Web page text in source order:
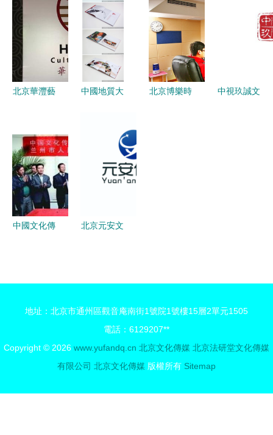
旅新熱潮
的創新力量
岳星光、紅
沙發文化優
勢互補,達
成戰略合
作,共同打
夢，深耕首
都文化沃土
北京華灃藝
土，綻放創
意之花
中國地質大
文化傳承與
視覺創新的
完美融合
北京博樂時
中視玖誠文
中國文化傳
展新藍圖
北京元安文
地址：北京市通州區觀音庵南街1號院1號樓15層2單元1505
電話：6129207**
Copyright © 2026 www.yufandq.cn 北京文化傳媒 北京法研堂文化傳媒
有限公司 北京文化傳媒 版權所有 Sitemap